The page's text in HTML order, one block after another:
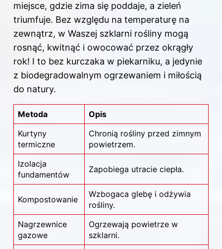
miejsce, gdzie zima się poddaje, a zieleń
triumfuje. Bez względu na temperaturę na
zewnątrz, w Waszej szklarni rośliny mogą
rosnąć, kwitnąć i owocować przez okrągły
rok! I to bez kurczaka w piekarniku, a jedynie
z biodegradowalnym ogrzewaniem i miłością
do natury.
Metoda
Opis
Kurtyny
termiczne
Chronią rośliny przed zimnym
powietrzem.
Izolacja
fundamentów
Zapobiega utracie ciepła.
Kompostowanie
Wzbogaca glebę i odżywia
rośliny.
Nagrzewnice
gazowe
Ogrzewają powietrze w
szklarni.